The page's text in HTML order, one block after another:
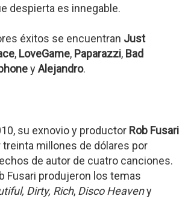
despierta es innegable.
éxitos se encuentran Just
, LoveGame, Paparazzi, Bad
yAlejandro.
su exnovio y productor Rob Fusari
treinta millones de dólares por
de autor de cuatro canciones.
Fusari produjeron los temas
Dirty, Rich, Disco Heaveny